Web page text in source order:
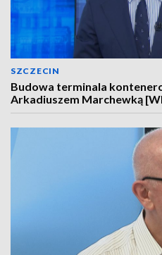
SZCZECIN
Budowa terminala
Arkadiuszem Marchewką